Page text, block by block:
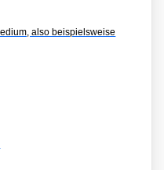
also beispielsweise